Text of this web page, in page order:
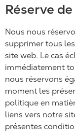
Réserve
Nous nous
supprimer tous
site web. Le cas
immédiatement
nous réservons
moment les
politique en
liens vers notre
présentes